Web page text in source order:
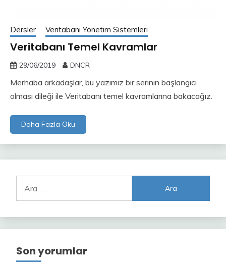
Dersler Veritabanı Yönetim Sistemleri
Veritabanı Temel Kavramlar
29/06/2019 DNCR
Merhaba arkadaşlar, bu yazımız bir serinin başlangıcı
olması dileği ile Veritabanı temel kavramlarına bakacağız.
Daha Fazla Oku
Son yorumlar